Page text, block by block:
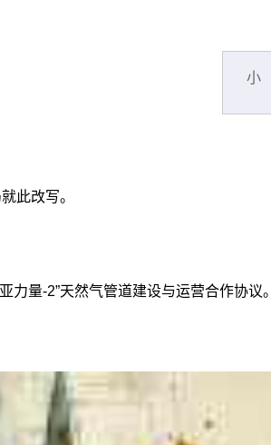
小
此改写。
量-2”天然气管道建设与运营合作协议。